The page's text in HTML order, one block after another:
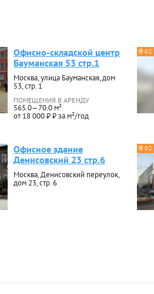
Офисно-складской центр
Бауманская 53 стр.1
Москва, улица Бауманская, дом
53, стр. 1
ПОМЕЩЕНИЯ В АРЕНДУ
565.0—70.0 м²
от 18 000 ₽ ₽ за м²/год
Офисное здание
Денисовский 23 стр.6
Москва, Денисовский переулок,
дом 23, стр. 6